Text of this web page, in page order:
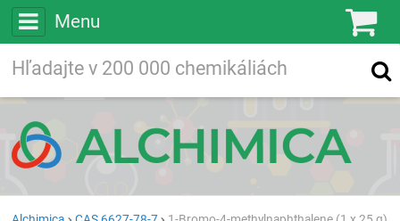
Menu
Vyhľadávanie